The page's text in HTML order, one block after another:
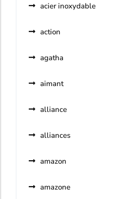
acier inoxydable
action
agatha
aimant
alliance
alliances
amazon
amazone